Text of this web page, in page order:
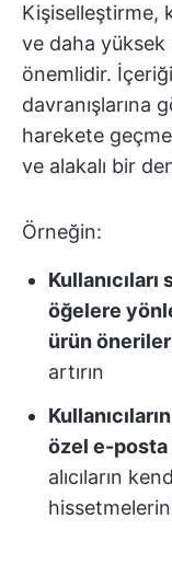
Kişiselleştirme,
ve daha
önemlidir.
davranışlarına
harekete
ve alakalı bir
Örneğin:
Kullanıcıları
öğelere
ürün
artırın
özel e-posta
alıcıların